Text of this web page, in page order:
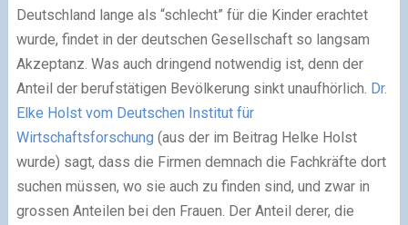
Deutschland lange als “schlecht” für die Kinder erachtet
wurde, findet in der deutschen Gesellschaft so langsam
Akzeptanz. Was auch dringend notwendig ist, denn der
Anteil der berufstätigen Bevölkerung sinkt unaufhörlich. Dr.
Elke Holst vom Deutschen Institut für
Wirtschaftsforschung (aus der im Beitrag Helke Holst
wurde) sagt, dass die Firmen demnach die Fachkräfte dort
suchen müssen, wo sie auch zu finden sind, und zwar in
grossen Anteilen bei den Frauen. Der Anteil derer, die